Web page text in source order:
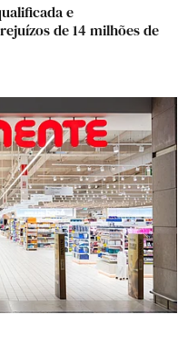
e
de 14 milhões de